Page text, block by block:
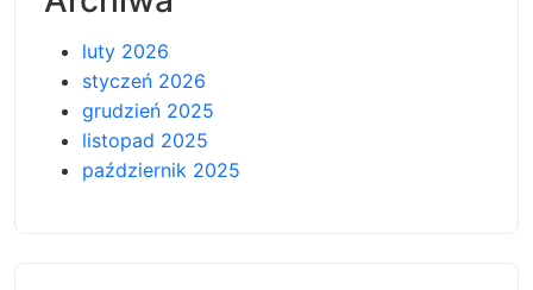
luty 2026
styczeń 2026
grudzień 2025
listopad 2025
październik 2025